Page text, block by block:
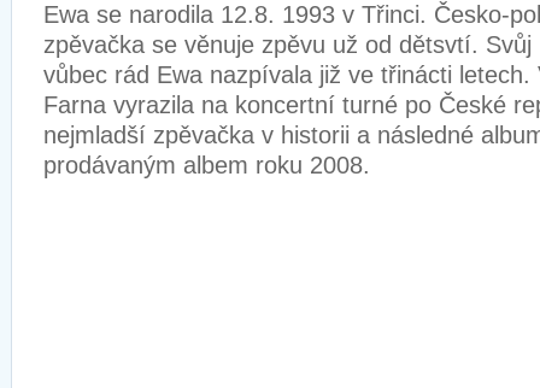
Ewa se narodila 12.8. 1993 v Třinci. Česko-
zpěvačka se věnuje zpěvu už od dětsvtí.
vůbec rád Ewa nazpívala již ve třinácti letech.
Farna vyrazila na koncertní turné po České
nejmladší zpěvačka v historii a následné
prodávaným albem roku 2008.